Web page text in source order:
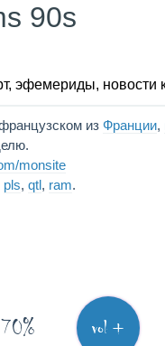
90s
эфемериды, новости
из Франции,
monsite
pls, qtl, ram.
70% vol +